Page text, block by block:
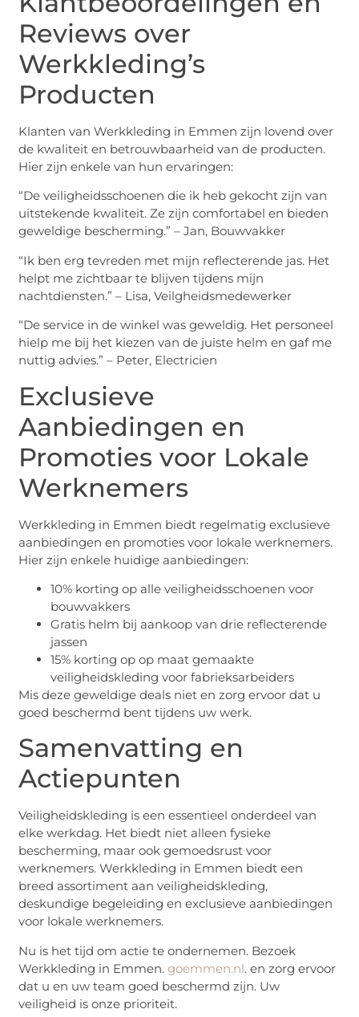
Reviews over
Werkkleding’s
Producten
Klanten van Werkkleding in Emmen zijn lovend over
de kwaliteit en betrouwbaarheid van de producten.
Hier zijn enkele van hun ervaringen:
“De veiligheidsschoenen die ik heb gekocht zijn van
uitstekende kwaliteit. Ze zijn comfortabel en bieden
geweldige bescherming.” – Jan, Bouwvakker
“Ik ben erg tevreden met mijn reflecterende jas. Het
helpt me zichtbaar te blijven tijdens mijn
nachtdiensten.” – Lisa, Veilgheidsmedewerker
“De service in de winkel was geweldig. Het personeel
hielp me bij het kiezen van de juiste helm en gaf me
nuttig advies.” – Peter, Electricien
Exclusieve
Aanbiedingen en
Promoties voor Lokale
Werknemers
Werkkleding in Emmen biedt regelmatig exclusieve
aanbiedingen en promoties voor lokale werknemers.
Hier zijn enkele huidige aanbiedingen:
10% korting op alle veiligheidsschoenen voor
bouwvakkers
Gratis helm bij aankoop van drie reflecterende
jassen
15% korting op op maat gemaakte
veiligheidskleding voor fabrieksarbeiders
Mis deze geweldige deals niet en zorg ervoor dat u
goed beschermd bent tijdens uw werk.
Samenvatting en
Actiepunten
Veiligheidskleding is een essentieel onderdeel van
elke werkdag. Het biedt niet alleen fysieke
bescherming, maar ook gemoedsrust voor
werknemers. Werkkleding in Emmen biedt een
breed assortiment aan veiligheidskleding,
deskundige begeleiding en exclusieve aanbiedingen
voor lokale werknemers.
Nu is het tijd om actie te ondernemen. Bezoek
Werkkleding in Emmen.goemmen.nl. en zorg ervoor
dat u en uw team goed beschermd zijn. Uw
veiligheid is onze prioriteit.